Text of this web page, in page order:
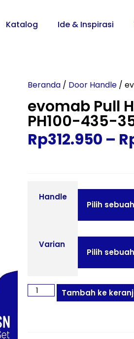
Katalog Ide & Inspirasi
Beranda / Door Handle /
evomab Pull
PH100-435-
Rp312.950 –
Handle
Varian
Tambah ke